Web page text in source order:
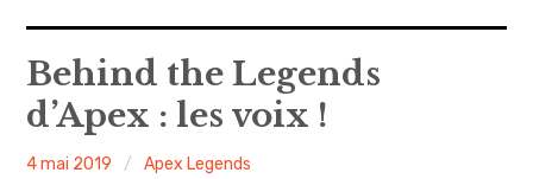
Behind the Legends
d’Apex : les voix !
Manakel
4 mai 2019 Apex Legends